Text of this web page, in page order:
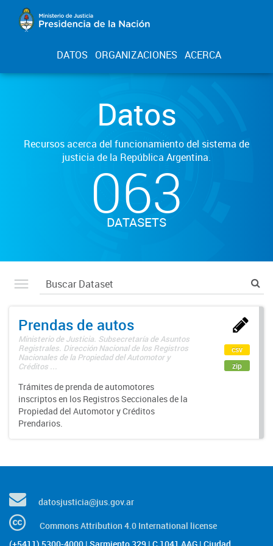
DATOS ORGANIZACIONES ACERCA
Datos
Recursos acerca del funcionamiento del sistema de
justicia de la República Argentina.
063
DATASETS
Prendas de autos
Ministerio de Justicia. Subsecretaría de Asuntos
Registrales. Dirección Nacional de los Registros
Nacionales de la Propiedad del Automotor y
Créditos ...
Trámites de prenda de automotores
inscriptos en los Registros Seccionales de la
Propiedad del Automotor y Créditos
Prendarios.
csv
zip
datosjusticia@jus.gov.ar
Commons Attribution 4.0 International license